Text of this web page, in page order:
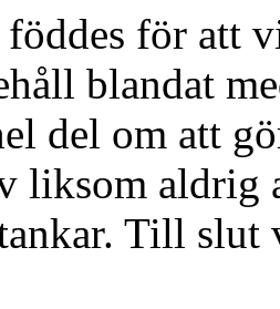
föddes för att
blandat
del om att
liksom aldrig
Till